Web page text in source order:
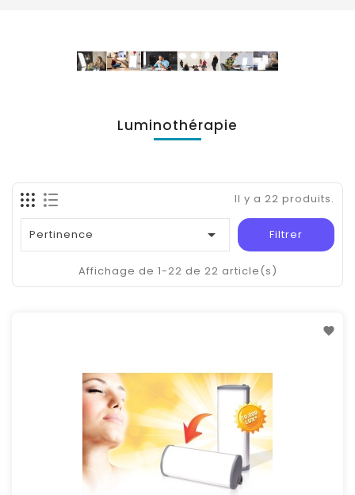
Luminothérapie
Il y a 22 produits.
Pertinence  Filtrer
Affichage de 1-22 de 22 article(s)